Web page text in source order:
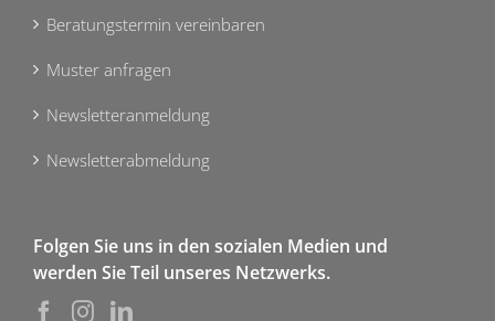
Beratungstermin vereinbaren
Muster anfragen
Newsletteranmeldung
Newsletterabmeldung
Folgen Sie uns in den sozialen Medien und
werden Sie Teil unseres Netzwerks.